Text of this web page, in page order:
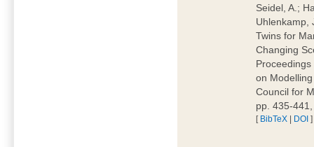
Seidel, A.;
Uhlenkamp,
Twins for
Changing
on
Council for
pp. 435-
[ BibTeX | DOI ]